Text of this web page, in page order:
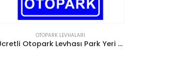
OTOPARK LEVHALARI
Otopark Levhası 10 KMH Tabelası